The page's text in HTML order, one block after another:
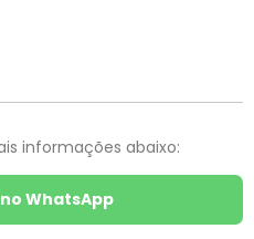
informações abaixo:
WhatsApp